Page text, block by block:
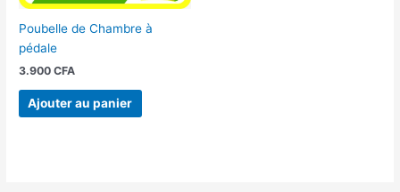
Poubelle de Chambre à
pédale
3.900CFA
Ajouter au panier